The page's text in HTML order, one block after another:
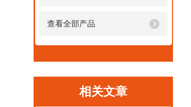
查看全部产品
相关文章